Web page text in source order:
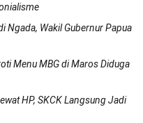
Ngada, Wakil Gubernur Papua
Menu MBG di Maros Diduga
HP, SKCK Langsung Jadi